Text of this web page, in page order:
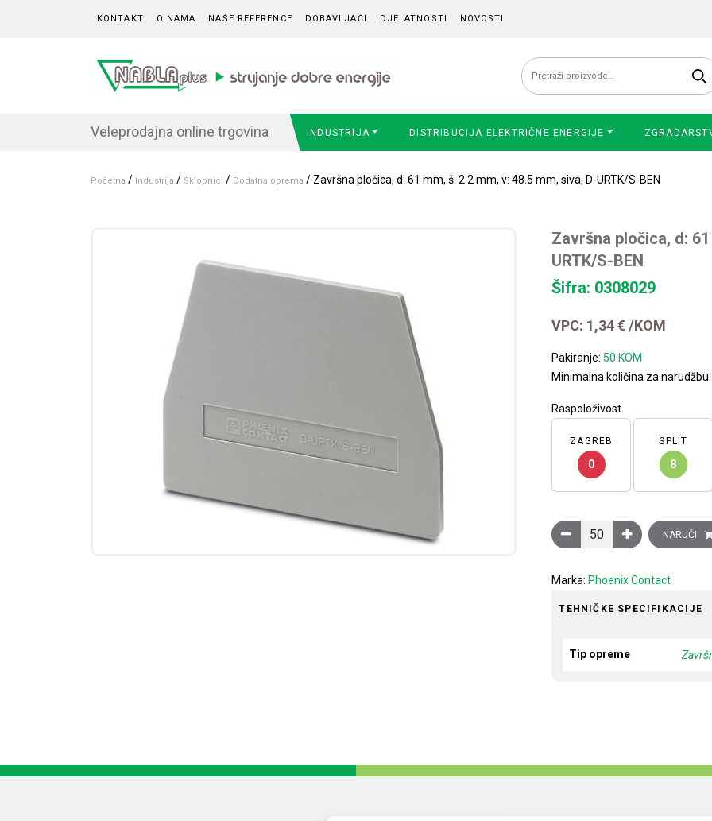
KONTAKT O NAMA NAŠE REFERENCE DOBAVLJAČI DJELATNOSTI NOVOSTI
Pretraži:
Veleprodajna online trgovina INDUSTRIJA DISTRIBUCIJA ELEKTRIČNE ENERGIJE
Početna / Industrija / Sklopnici / Dodatna oprema / Završna pločica, d: 61 mm, š: 2.2 mm, v: 48.5 mm, siva, D-URTK/S-BEN
Završna pločica, d:
URTK/S-BEN
Šifra: 0308029
VPC: 1,34€ /KOM
Pakiranje: 50 KOM
Minimalna količina za narudžbu:
Raspoloživost
ZAGREB
0
SPLIT
8
Završna pločica, d: 61
NARUČI
Marka: Phoenix Contact
TEHNIČKE SPECIFIKACIJE
Tip opreme